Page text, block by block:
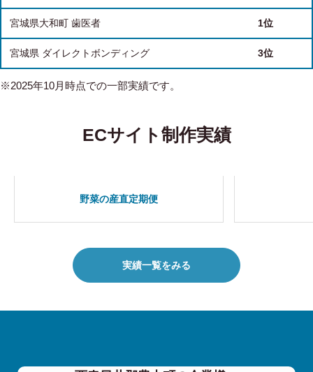
宮城県大和町 歯医者 1位
宮城県 ダイレクトボンディング 3位
※2025年10月時点での一部実績です。
ECサイト制作実績
野菜の産直定期便
実績一覧をみる